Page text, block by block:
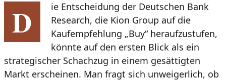
D
ie Entscheidung der Deutschen Bank
Research, die Kion Group auf die
Kaufempfehlung „Buy“ heraufzustufen,
könnte auf den ersten Blick als ein
strategischer Schachzug in einem gesättigten
Markt erscheinen. Man fragt sich unweigerlich, ob